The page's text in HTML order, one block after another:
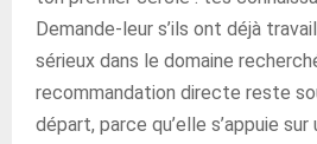
Demande-leur s’ils ont déjà
sérieux dans le domaine
recommandation directe reste
départ, parce qu’elle s’appuie